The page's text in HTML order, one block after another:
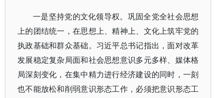
一是坚持党的文化领导权。巩固全党全社会思想
上的团结统一，在思想上、精神上、文化上筑牢党的
执政基础和群众基础。习近平总书记指出，面对改革
发展稳定复杂局面和社会思想意识多元多样、媒体格
局深刻变化，在集中精力进行经济建设的同时，一刻
也不能放松和削弱意识形态工作，必须把意识形态工